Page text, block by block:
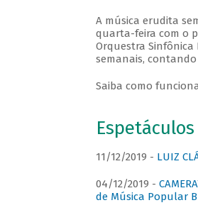
A música erudita
quarta-feira com o
Orquestra Sinfônica
semanais,
Saiba como
11/12/2019 - LUIZ
04/12/2019 -
de Música Popular